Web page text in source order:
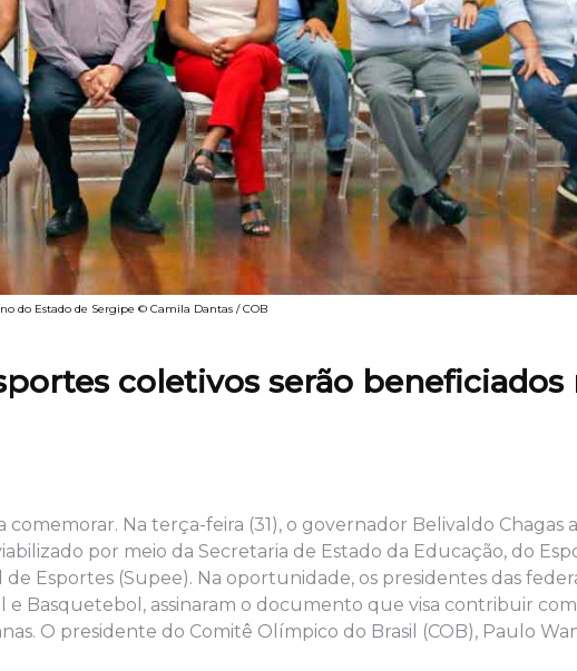
do Estado de Sergipe © Camila Dantas / COB
coletivos serão beneficiados
Na terça-feira (31), o governador Belivaldo Chagas
por meio da Secretaria de Estado da Educação, do
Esportes (Supee). Na oportunidade, os presidentes das
e Basquetebol, assinaram o documento que visa contribuir
O presidente do Comitê Olímpico do Brasil (COB), Paulo